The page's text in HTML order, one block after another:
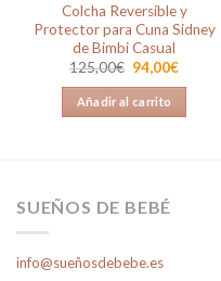
Colcha Reversible y
Protector para Cuna Sidney
de Bimbi Casual
125,00€ El
precio
original
era:
125,00€.
94,00€El
94,00€.
Añadir al carrito
SUEÑOS DE BEBÉ
info@sueñosdebebe.es